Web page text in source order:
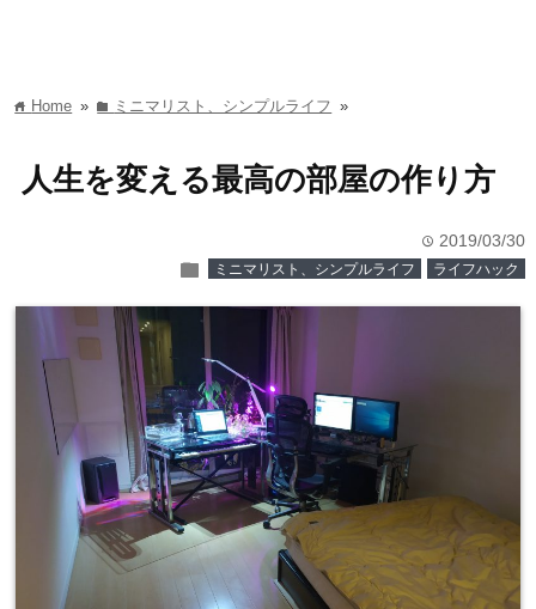
home Home » folder ミニマリスト、シンプルライフ »
人生を変える最高の部屋の作り方
time 2019/03/30
folder ミニマリスト、シンプルライフ ライフハック